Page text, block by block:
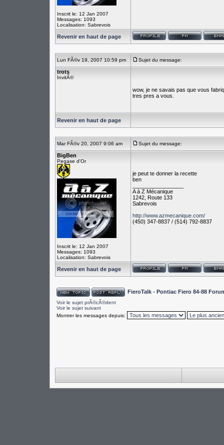
Inscrit le: 12 Jan 2007
Messages: 1093
Localisation: Sabrevois
Revenir en haut de page
Lun FÃ©v 19, 2007 10:59 pm Sujet du message:
trots
InvitÃ©
wow, je ne savais pas que vous
tres pres a vous.
Revenir en haut de page
Mar FÃ©v 20, 2007 9:06 am Sujet du message:
BigBen
Pegase d'Or
Inscrit le: 12 Jan 2007
Messages: 1093
Localisation: Sabrevois
je peut te donner la recette
ben
A à Z Mécanique
1242, Route 133
Sabrevois
http://www.azmecanique.com/
(450) 347-8837 / (514) 792-8837
Revenir en haut de page
FieroTalk - Pontiac Fiero 84-88
Voir le sujet prÃ©cÃ©dent
Voir le sujet suivant
Montrer les messages depuis: